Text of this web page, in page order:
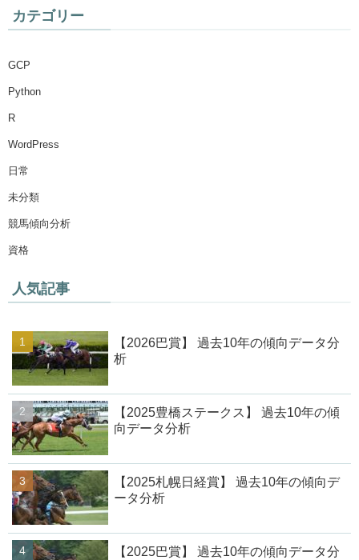
カテゴリー
GCP
Python
R
WordPress
日常
未分類
競馬傾向分析
資格
人気記事
【2026巴賞】 過去10年の傾向データ分
析
【2025豊橋ステークス】 過去10年の傾
向データ分析
【2025札幌日経賞】 過去10年の傾向デ
ータ分析
【2025巴賞】 過去10年の傾向データ分